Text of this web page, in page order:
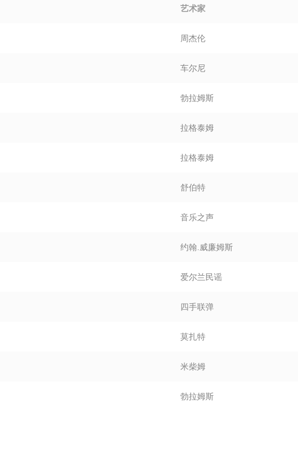
艺术家
周杰伦
车尔尼
勃拉姆斯
拉格泰姆
拉格泰姆
舒伯特
音乐之声
约翰.威廉姆斯
爱尔兰民谣
四手联弹
莫扎特
米柴姆
勃拉姆斯